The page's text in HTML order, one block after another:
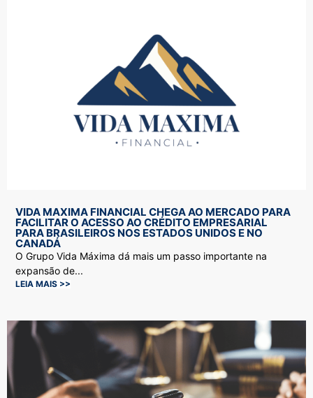
VIDA MAXIMA FINANCIAL CHEGA AO MERCADO PARA
FACILITAR O ACESSO AO CRÉDITO EMPRESARIAL
PARA BRASILEIROS NOS ESTADOS UNIDOS E NO
CANADÁ
O Grupo Vida Máxima dá mais um passo importante na
expansão de...
LEIA MAIS >>